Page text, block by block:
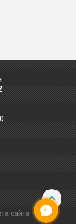
сайта